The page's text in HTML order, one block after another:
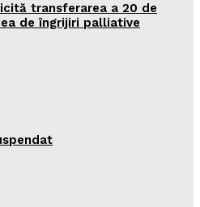
transferarea a 20 de
de îngrijiri palliative